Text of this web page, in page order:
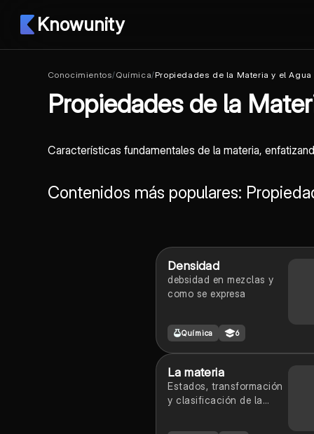
Knowunity
Conocimientos/Química/Propiedades de la Materia y el Agua
Propiedades de la
Características fundamentales de la materia,
Contenidos más populares:
Densidad
debsidad en mezclas y
como se expresa
Química 6
La materia
Estados, transformación
y clasificación de la